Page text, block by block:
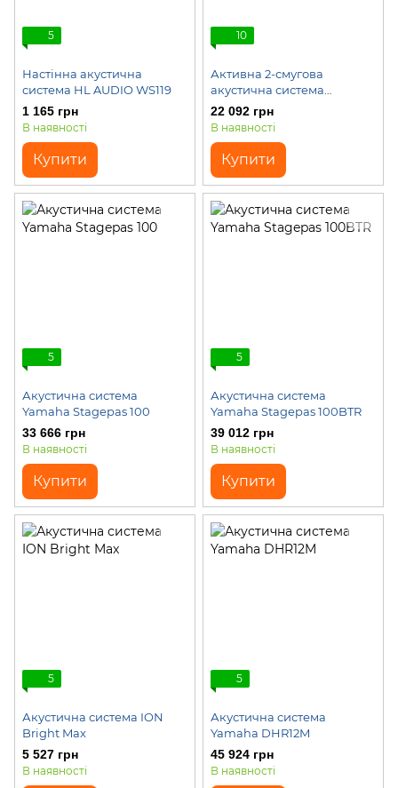
5
Настінна акустична
система HL AUDIO WS119
1 165 грн
В наявності
Купити
10
Активна 2-смугова
акустична система
YAMAHA DBR10
22 092 грн
В наявності
Купити
5
Акустична система
Yamaha Stagepas 100
33 666 грн
В наявності
Купити
5
Акустична система
Yamaha Stagepas 100BTR
39 012 грн
В наявності
Купити
5
Акустична система ION
Bright Max
5 527 грн
В наявності
5
Акустична система
Yamaha DHR12M
45 924 грн
В наявності